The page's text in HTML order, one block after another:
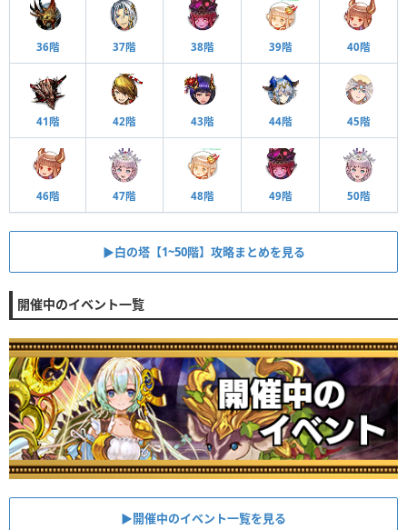
36階 37階 38階 39階 40階
41階 42階 43階 44階 45階
46階 47階 48階 49階 50階
▶︎白の塔【1~50階】攻略まとめを見る
開催中のイベント一覧
▶︎開催中のイベント一覧を見る